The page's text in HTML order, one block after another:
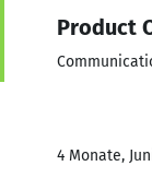
Product
4 Monate,